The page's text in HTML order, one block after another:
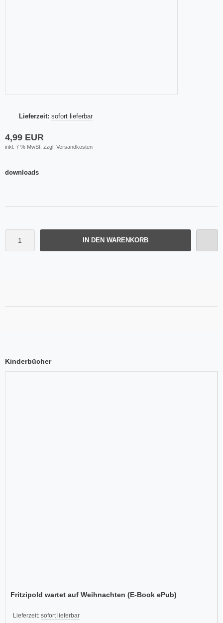
Lieferzeit: sofort lieferbar
4,99 EUR
inkl. 7 % MwSt. zzgl. Versandkosten
downloads
IN DEN WARENKORB
Kinderbücher
Fritzipold wartet auf Weihnachten (E-Book ePub)
Lieferzeit: sofort lieferbar